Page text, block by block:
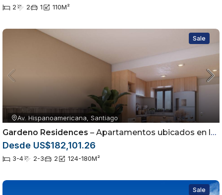
2 2 1 110M²
Sale
Av. Hispanoamericana, Santiago
Gardeno Residences – Apartamentos ubicados en la Av. Hispanoamericana dentro del sector Jardínes del Sur
Desde US$182,101.26
3-4 2-3 2 124-180M²
Sale